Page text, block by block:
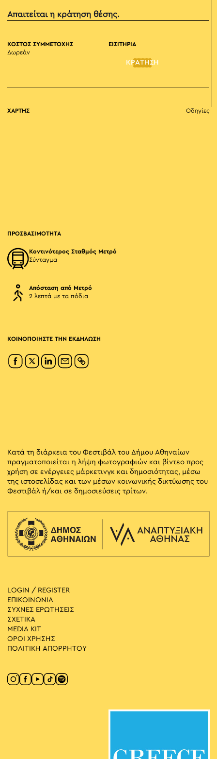
Απαιτείται η κράτηση θέσης.
ΚΟΣΤΟΣ ΣΥΜΜΕΤΟΧΗΣ
Δωρεάν
ΕΙΣΙΤΗΡΙΑ
ΚΡΑΤΗΣΗ
ΧΑΡΤΗΣ Οδηγίες
ΠΡΟΣΒΑΣΙΜΟΤΗΤΑ
Κοντινότερος Σταθμός Μετρό
Σύνταγμα
Απόσταση από Μετρό
2 λεπτά με τα πόδια
ΚΟΙΝΟΠΟΙΗΣΤΕ ΤΗΝ ΕΚΔΗΛΩΣΗ
Κατά τη διάρκεια του Φεστιβάλ του Δήμου Αθηναίων
πραγματοποιείται η λήψη φωτογραφιών και βίντεο προς
χρήση σε ενέργειες μάρκετινγκ και δημοσιότητας, μέσω
της ιστοσελίδας και των μέσων κοινωνικής δικτύωσης του
Φεστιβάλ ή/και σε δημοσιεύσεις τρίτων.
LOGIN / REGISTER
ΕΠΙΚΟΙΝΩΝΙΑ
ΣΥΧΝΕΣ ΕΡΩΤΗΣΕΙΣ
ΣΧΕΤΙΚΑ
MEDIA ΚIT
ΟΡΟΙ ΧΡΗΣΗΣ
ΠΟΛΙΤΙΚΗ ΑΠΟΡΡΗΤΟΥ